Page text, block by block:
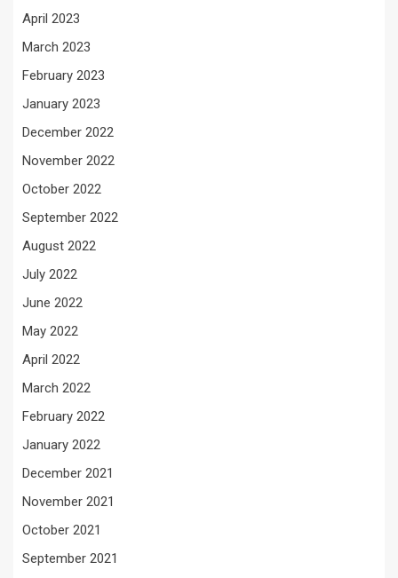
April 2023
March 2023
February 2023
January 2023
December 2022
November 2022
October 2022
September 2022
August 2022
July 2022
June 2022
May 2022
April 2022
March 2022
February 2022
January 2022
December 2021
November 2021
October 2021
September 2021